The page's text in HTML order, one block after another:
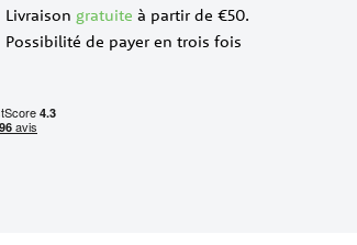
Livraison gratuite à partir de €50.
Possibilité de payer en trois fois